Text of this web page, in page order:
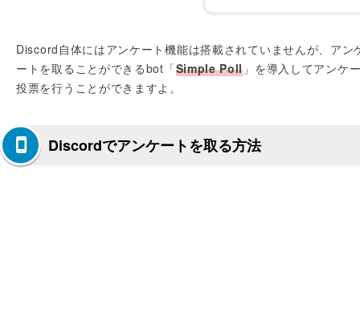
Discord自体にはアンケート機能は搭載されていませんが、アン
ートを取ることができるbot「Simple Poll 」を導入してアンケ
投票を行うことができますよ。
Discordでアンケートを取る方法